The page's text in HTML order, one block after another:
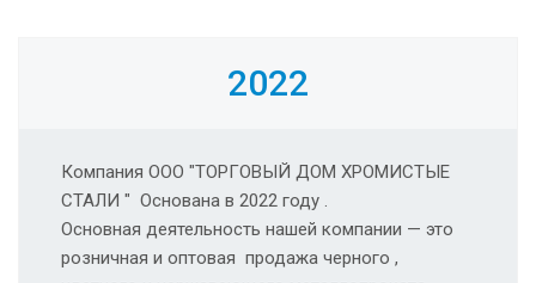
2022
Компания ООО "ТОРГОВЫЙ ДОМ ХРОМИСТЫЕ
СТАЛИ " Основана в 2022 году .
Основная деятельность нашей компании — это
розничная и оптовая продажа черного ,